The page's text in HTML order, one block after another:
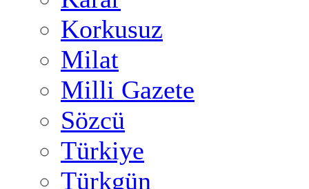
Korkusuz
Milat
Milli Gazete
Sözcü
Türkiye
Türkgün